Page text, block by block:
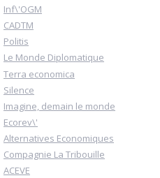
Inf\'OGM
CADTM
Politis
Le Monde Diplomatique
Terra economica
Silence
Imagine, demain le monde
Ecorev\'
Alternatives Economiques
Compagnie La Tribouille
ACEVE